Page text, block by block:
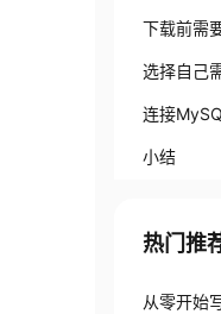
下载前需
选择自己
连接
小结
热门推
从零开始